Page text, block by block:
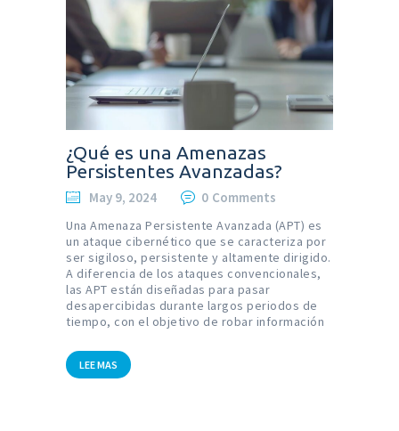
¿Qué es una Amenazas
Persistentes Avanzadas?
May 9, 2024 0 Comments
Una Amenaza Persistente Avanzada (APT) es
un ataque cibernético que se caracteriza por
ser sigiloso, persistente y altamente dirigido.
A diferencia de los ataques convencionales,
las APT están diseñadas para pasar
desapercibidas durante largos periodos de
tiempo, con el objetivo de robar información
LEE MAS